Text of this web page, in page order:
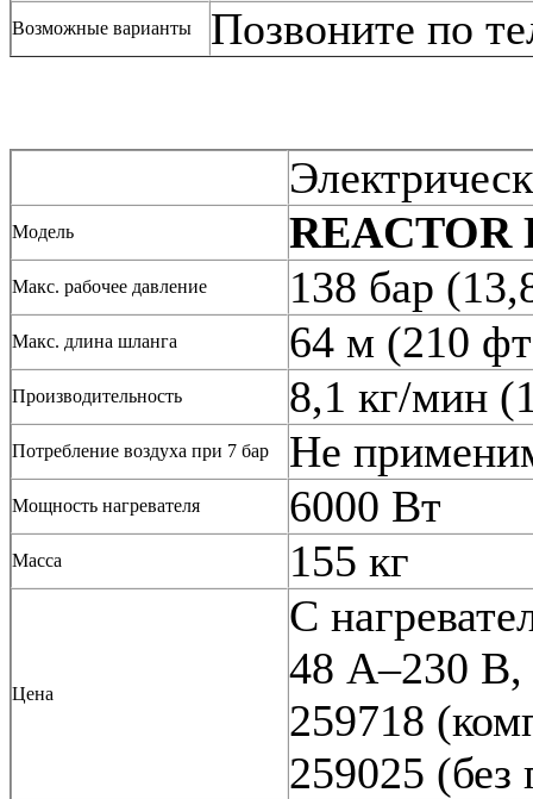
Возможные варианты Позвоните по
Модель REACTOR
Макс. рабочее давление 138 бар
Макс. длина шланга 64 м (210
Производительность 8,1 кг/мин
Потребление воздуха при 7 бар Не
Мощность нагревателя 6000 Вт
Масса 155 кг
Цена
С
48 A–230 В,
259718
259025 (без